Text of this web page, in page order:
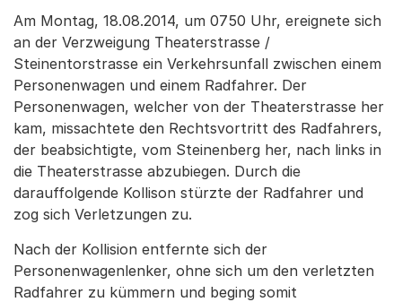
Am Montag, 18.08.2014, um 0750 Uhr, ereignete sich
an der Verzweigung Theaterstrasse /
Steinentorstrasse ein Verkehrsunfall zwischen einem
Personenwagen und einem Radfahrer. Der
Personenwagen, welcher von der Theaterstrasse her
kam, missachtete den Rechtsvortritt des Radfahrers,
der beabsichtigte, vom Steinenberg her, nach links in
die Theaterstrasse abzubiegen. Durch die
darauffolgende Kollison stürzte der Radfahrer und
zog sich Verletzungen zu.
Nach der Kollision entfernte sich der
Personenwagenlenker, ohne sich um den verletzten
Radfahrer zu kümmern und beging somit